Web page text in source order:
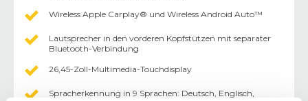
Wireless Apple Carplay® und Wireless Android Auto™
Lautsprecher in den vorderen Kopfstützen mit separater
Bluetooth-Verbindung
26,45-Zoll-Multimedia-Touchdisplay
Sprach­erkennung in 9 Sprachen: Deutsch, Englisch,